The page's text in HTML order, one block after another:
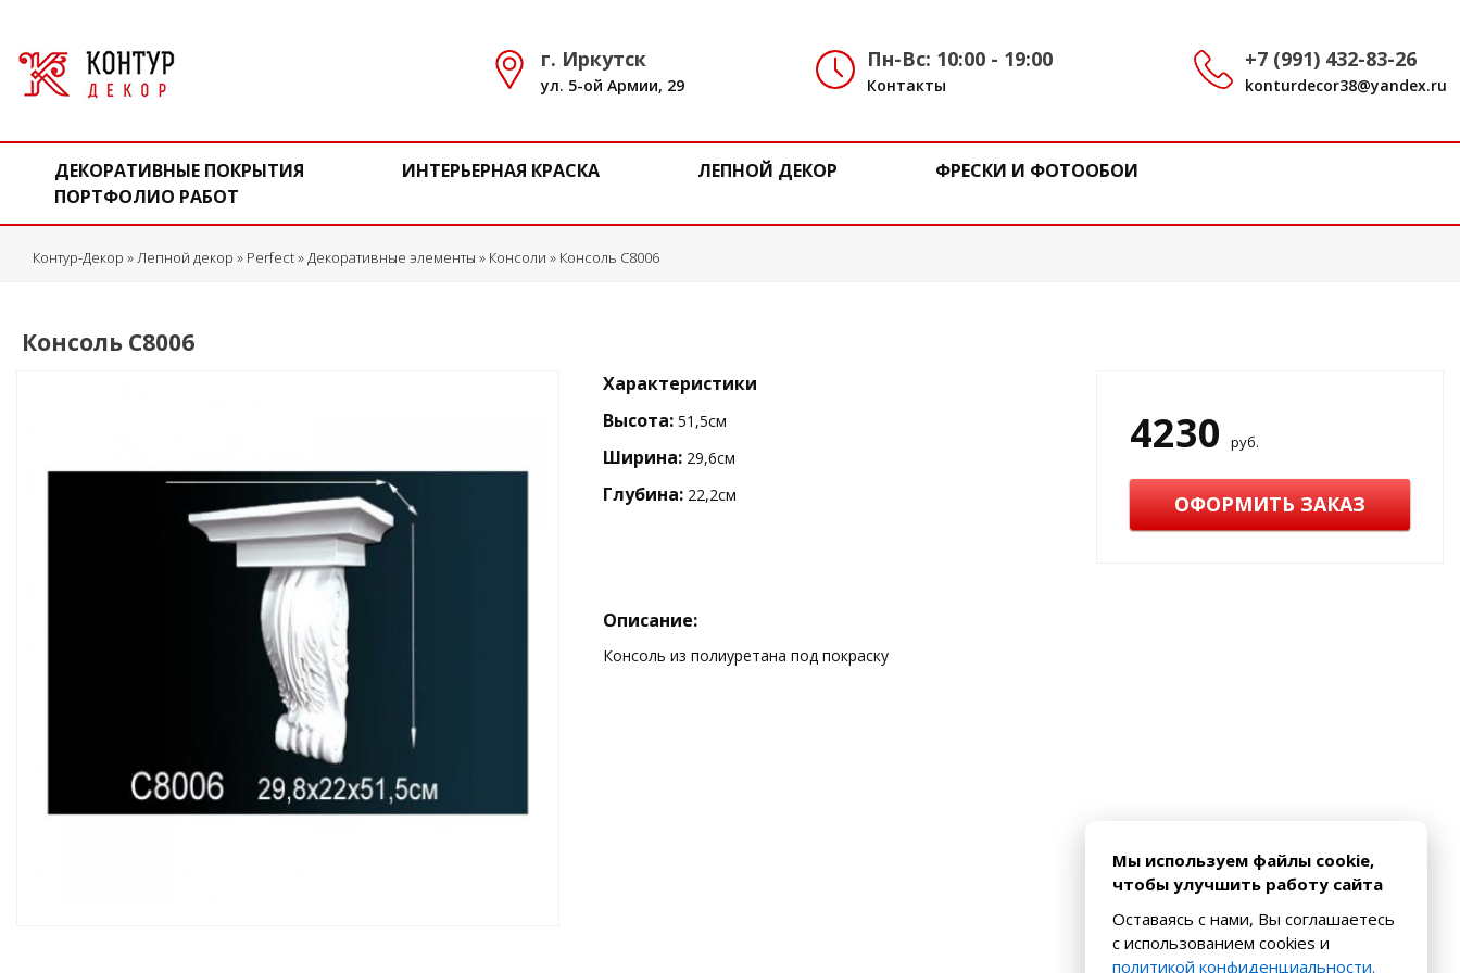
г. Иркутск
ул. 5-ой Армии, 29
Пн-Вс: 10:00 - 19:00
Контакты
+7 (991) 432-83-26
konturdecor38@yandex.ru
ДЕКОРАТИВНЫЕ ПОКРЫТИЯ ИНТЕРЬЕРНАЯ КРАСКА ЛЕПНОЙ ДЕКОР
ФРЕСКИ И ФОТООБОИ
ПОРТФОЛИО РАБОТ
Контур-Декор »Лепной декор » Perfect»Декоративные элементы » Консоли » Консоль C8006
Консоль C8006
Характеристики
Высота: 51,5см
Ширина: 29,6см
Глубина: 22,2см
4230 руб.
ОФОРМИТЬ ЗАКАЗ
Описание:
Консоль из полиуретана под покраску
Мы используем файлы cookie,
чтобы улучшить работу сайта
Оставаясь с нами, Вы соглашаетесь
с использованием cookies и
политикой конфиденциальности.